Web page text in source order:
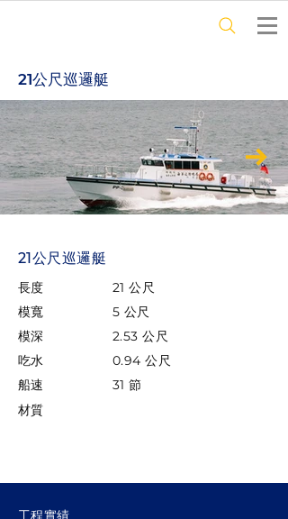
21公尺巡邏艇
21公尺巡邏艇
長度
21 公尺
模寬
5 公尺
模深
2.53 公尺
吃水
0.94 公尺
船速
31 節
材質
工程實績